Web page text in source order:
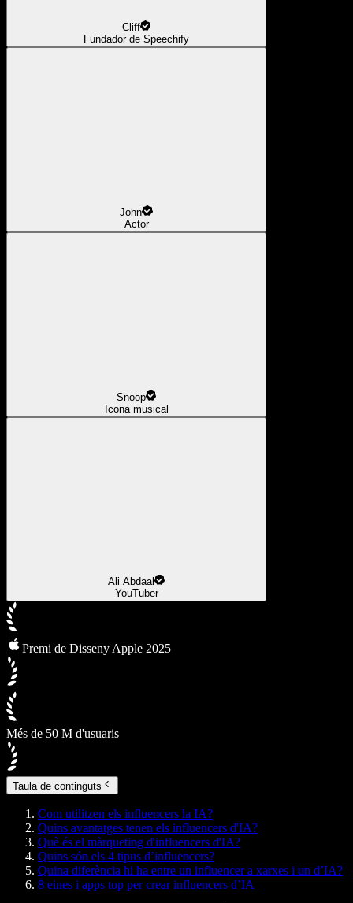
Cliff
Fundador de Speechify
John
Actor
Snoop
Icona musical
Ali Abdaal
YouTuber
Premi de Disseny Apple 2025
Més de 50 M d'usuaris
Taula de continguts
Com utilitzen els influencers la IA?
Quins avantatges tenen els influencers d'IA?
Què és el màrqueting d'influencers d'IA?
Quins són els 4 tipus d’influencers?
Quina diferència hi ha entre un influencer a xarxes i un d’IA?
8 eines i apps top per crear influencers d’IA